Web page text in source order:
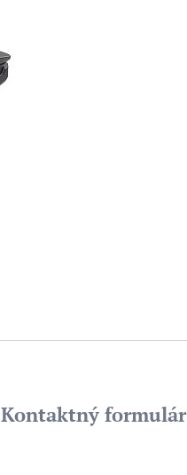
Kontaktný formulár